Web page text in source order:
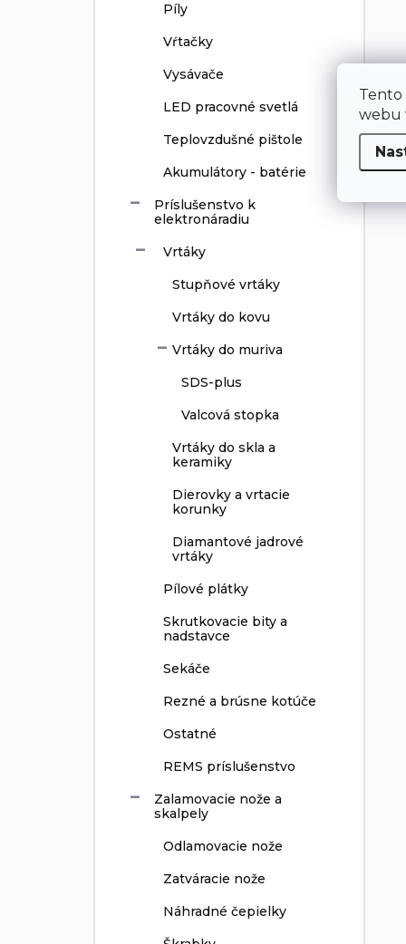
Tento
webu
Píly
Vŕtačky
Vysávače
LED pracovné svetlá
Teplovzdušné pištole
Akumulátory - batérie
Príslušenstvo k
elektronáradiu
Vrtáky
Stupňové vrtáky
Vrtáky do kovu
Vrtáky do muriva
SDS-plus
Valcová stopka
Vrtáky do skla a
keramiky
Dierovky a vrtacie
korunky
Diamantové jadrové
vrtáky
Pílové plátky
Skrutkovacie bity a
nadstavce
Sekáče
Rezné a brúsne kotúče
Ostatné
REMS príslušenstvo
Zalamovacie nože a
skalpely
Odlamovacie nože
Zatváracie nože
Náhradné čepielky